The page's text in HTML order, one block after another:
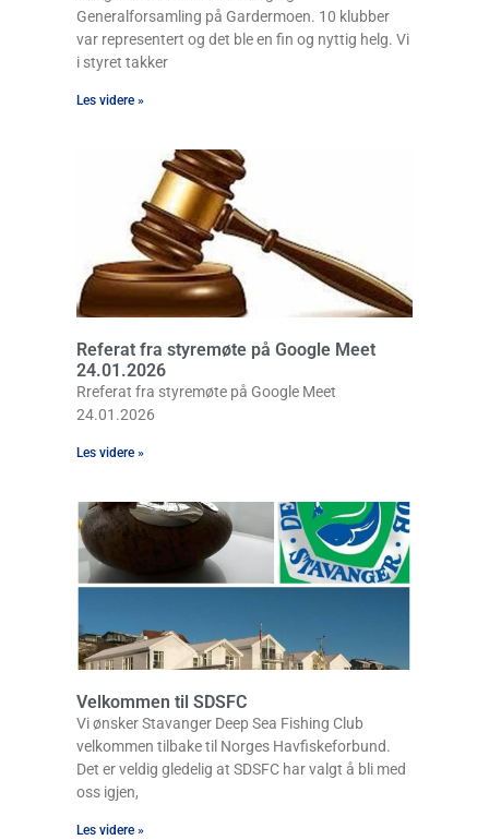
Generalforsamling på Gardermoen. 10 klubber
var representert og det ble en fin og nyttig helg. Vi
i styret takker
Les videre »
Referat fra styremøte på Google Meet
24.01.2026
Rreferat fra styremøte på Google Meet
24.01.2026
Les videre »
Velkommen til SDSFC
Vi ønsker Stavanger Deep Sea Fishing Club
velkommen tilbake til Norges Havfiskeforbund.
Det er veldig gledelig at SDSFC har valgt å bli med
oss igjen,
Les videre »